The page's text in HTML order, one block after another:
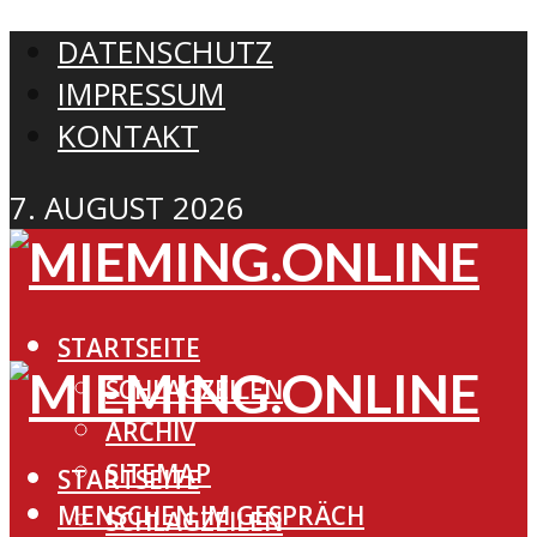
DATENSCHUTZ
IMPRESSUM
KONTAKT
7. AUGUST 2026
STARTSEITE
SCHLAGZEILEN
ARCHIV
SITEMAP
MENSCHEN IM GESPRÄCH
STARTSEITE
SCHLAGZEILEN